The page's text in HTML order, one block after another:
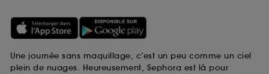
Une journée sans maquillage, c’est un peu comme un ciel
plein de nuages. Heureusement, Sephora est là pour